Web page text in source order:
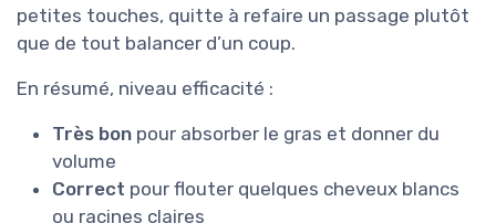
petites touches, quitte à refaire un passage plutôt
que de tout balancer d’un coup.
En résumé, niveau efficacité :
Très bon pour absorber le gras et donner du
volume
Correct pour flouter quelques cheveux blancs
ou racines claires